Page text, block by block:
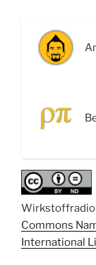
science
Parkinson“
Commons
International